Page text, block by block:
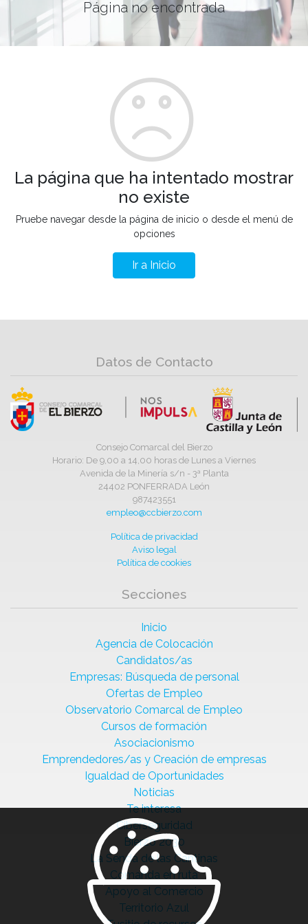
Página no encontrada
La página que ha intentado mostrar
no existe
Pruebe navegar desde la página de inicio o desde el menú de
opciones
Ir a Inicio
Datos de Contacto
Consejo Comarcal del Bierzo
Horario: De 9,00 a 14,00 horas de Lunes a Viernes
Avenida de la Minería s/n - 3ª Planta
24402 PONFERRADA León
987423551
empleo@ccbierzo.com
Política de privacidad
Aviso legal
Política de cookies
Secciones
Inicio
Agencia de Colocación
Candidatos/as
Empresas: Búsqueda de personal
Ofertas de Empleo
Observatorio Comarcal de Empleo
Cursos de formación
Asociacionismo
Emprendedores/as y Creación de empresas
Igualdad de Oportunidades
Noticias
Te interesa
Ciberseguridad
Bierzo 2030
La Senda de las Cantinas
Comanda en ruta
Apoyo al Comercio
Territorio Azul